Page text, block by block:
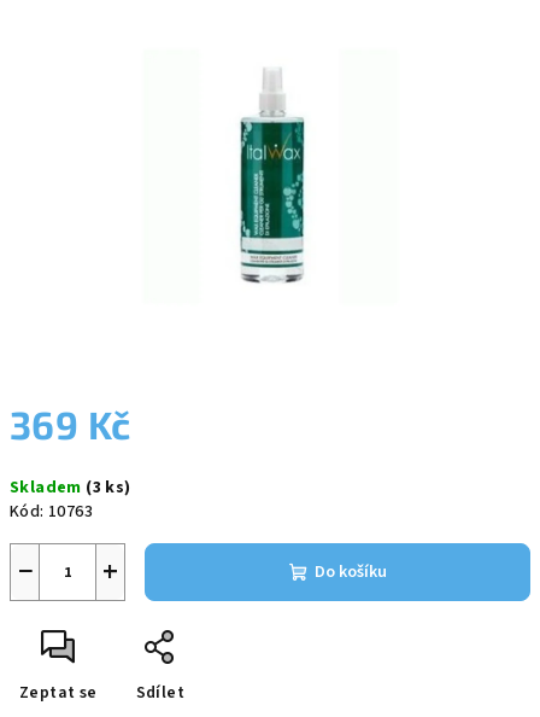
369 Kč
cena:
Skladem (3 ks)
Kód: 10763
+
− Do košíku
Zeptat se Sdílet